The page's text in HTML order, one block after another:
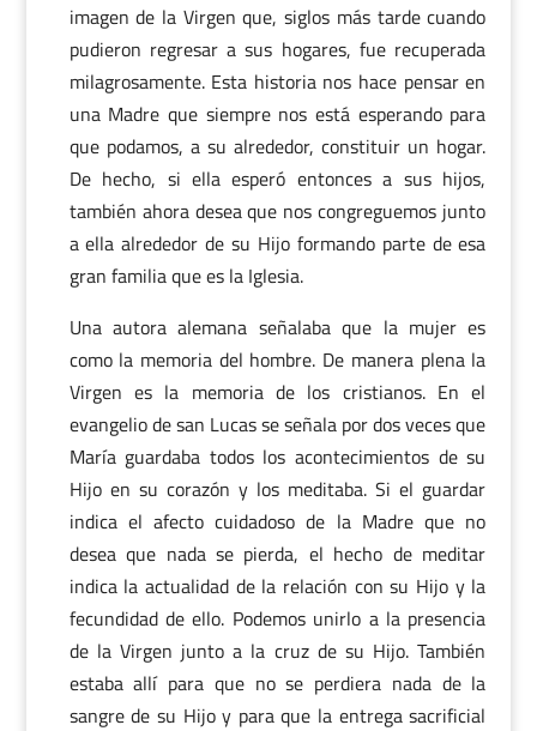
imagen de la Virgen que, siglos más tarde cuando
pudieron regresar a sus hogares, fue recuperada
milagrosamente. Esta historia nos hace pensar en
una Madre que siempre nos está esperando para
que podamos, a su alrededor, constituir un hogar.
De hecho, si ella esperó entonces a sus hijos,
también ahora desea que nos congreguemos junto
a ella alrededor de su Hijo formando parte de esa
gran familia que es la Iglesia.
Una autora alemana señalaba que la mujer es
como la memoria del hombre. De manera plena la
Virgen es la memoria de los cristianos. En el
evangelio de san Lucas se señala por dos veces que
María guardaba todos los acontecimientos de su
Hijo en su corazón y los meditaba. Si el guardar
indica el afecto cuidadoso de la Madre que no
desea que nada se pierda, el hecho de meditar
indica la actualidad de la relación con su Hijo y la
fecundidad de ello. Podemos unirlo a la presencia
de la Virgen junto a la cruz de su Hijo. También
estaba allí para que no se perdiera nada de la
sangre de su Hijo y para que la entrega sacrificial